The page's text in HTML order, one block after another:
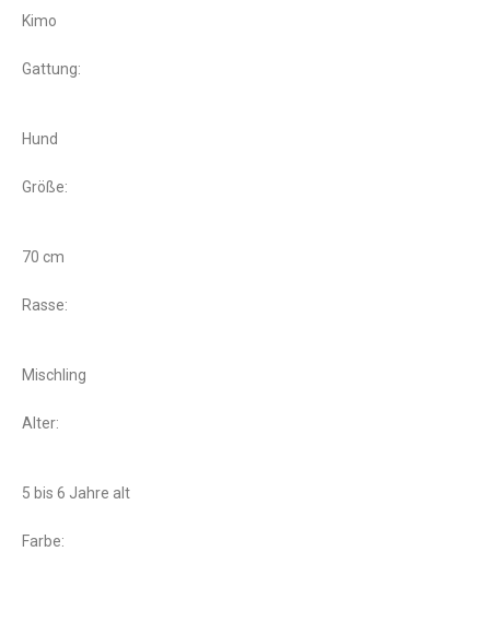
Kimo
Gattung:
Hund
Größe:
70 cm
Rasse:
Mischling
Alter:
5 bis 6 Jahre alt
Farbe: